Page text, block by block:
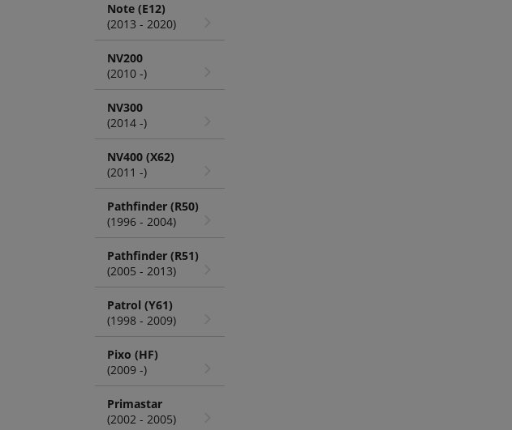
Note (E12)
(2013 - 2020)
NV200
(2010 -)
NV300
(2014 -)
NV400 (X62)
(2011 -)
Pathfinder (R50)
(1996 - 2004)
Pathfinder (R51)
(2005 - 2013)
Patrol (Y61)
(1998 - 2009)
Pixo (HF)
(2009 -)
Primastar
(2002 - 2005)